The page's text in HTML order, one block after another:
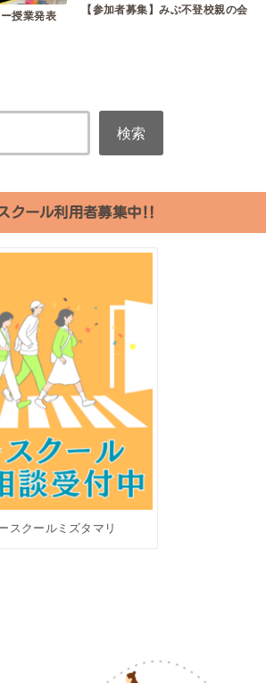
授業発表
【参加者募集】みぶ不登校親の会
検索
クール利用者募集中‼︎
スクールミズタマリ